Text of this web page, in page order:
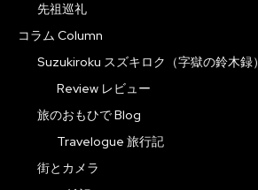
先祖巡礼
コラム Column
Suzukiroku スズキロク（字獄の鈴木録）
Review レビュー
旅のおもひで Blog
Travelogue 旅行記
街とカメラ